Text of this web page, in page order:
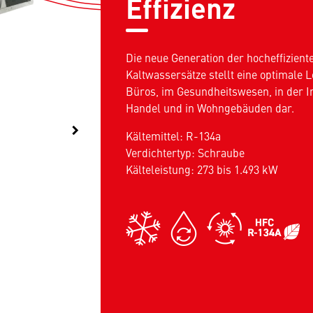
chevron_right
Die neue Generation der
Kaltwassersätze stellt eine optimale
Büros, im Gesundheitswesen, in der
Handel und in Wohngebäuden dar.
Kältemittel: R-134a
Verdichtertyp: Schraube
Kälteleistung: 273 bis 1.493 kW